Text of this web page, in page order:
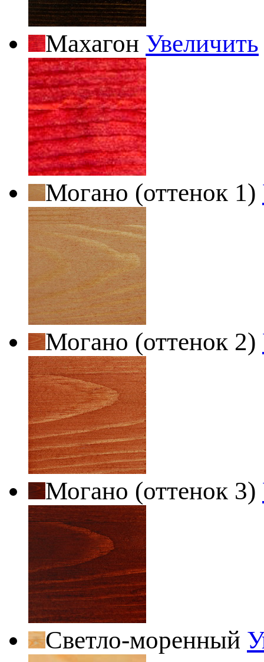
Махагон Увеличить
Могано (оттенок 1)
Могано (оттенок 2)
Могано (оттенок 3)
Светло-моренный